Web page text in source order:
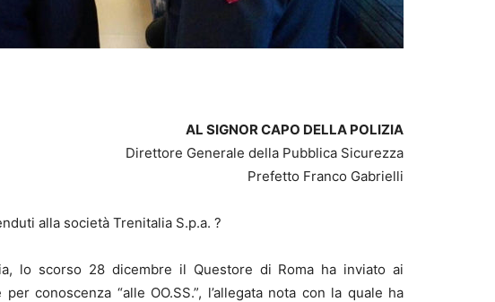
AL SIGNOR CAPO DELLA POLIZIA
Direttore Generale della Pubblica Sicurezza
Prefetto Franco Gabrielli
alla società Trenitalia S.p.a. ?
lo scorso 28 dicembre il Questore di Roma ha inviato ai
conoscenza “alle OO.SS.”, l’allegata nota con la quale ha